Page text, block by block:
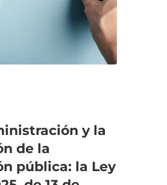
y la
de la
pública: la Ley